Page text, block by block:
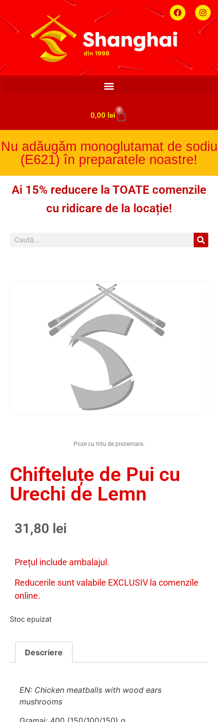
0,00 lei
0
Nu adăugăm monoglutamat de sodiu
(E621) în preparatele noastre!
Ai 15% reducere la TOATE comenzile
cu ridicare de la locație!
Poze cu titlu de prezentare.
Chifteluțe de Pui cu
Urechi de Lemn
31,80 lei
Prețul include ambalajul.
Reducerile sunt valabile EXCLUSIV la comenzile
online.
Stoc epuizat
Descriere
EN: Chicken meatballs with wood ears
mushrooms